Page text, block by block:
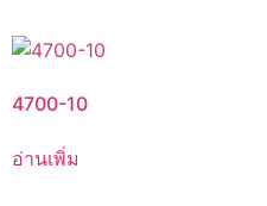
4700-10
อ่านเพิ่ม